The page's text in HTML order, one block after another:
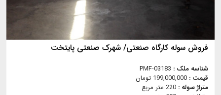
فروش سوله کارگاه صنعتی/ شهرک صنعتی پایتخت
شناسه ملک : PMF-03183
قیمت : 199,000,000 تومان
متراژ سوله : 220 متر مربع